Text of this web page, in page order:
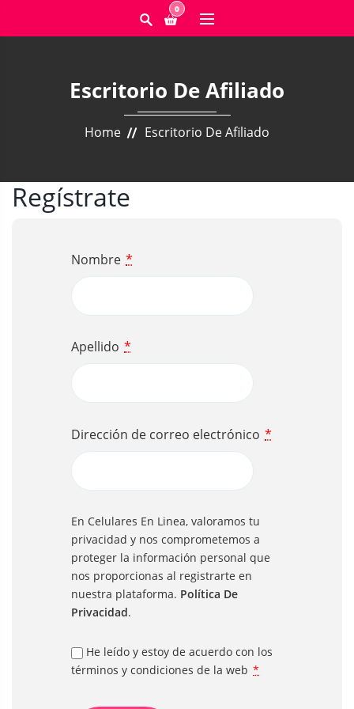
0
Escritorio De Afiliado
Home Escritorio De Afiliado
Regístrate
Nombre *
Apellido *
Dirección de correo electrónico *
En Celulares En Linea, valoramos tu
privacidad y nos comprometemos a
proteger la información personal que
nos proporcionas al registrarte en
nuestra plataforma. Política De
Privacidad.
He leído y estoy de acuerdo con los
términos y condiciones de la web *